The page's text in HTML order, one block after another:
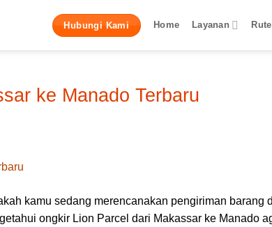
Hubungi Kami Home Layanan
ke Manado Terbaru
kamu sedang merencanakan pengiriman barang
ongkir Lion Parcel dari Makassar ke Manado